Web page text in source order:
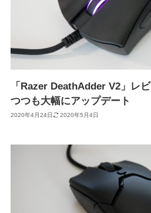
「Razer DeathAdder V2」レ
つつも大幅にアップデート
2020年4月24日 2020年5月4日